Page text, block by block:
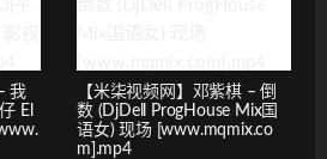
我
El
【米柒视频网】邓紫棋 – 倒
数 (DjDell ProgHouse Mix国
语女) 现场 [www.mqmix.co
m].mp4